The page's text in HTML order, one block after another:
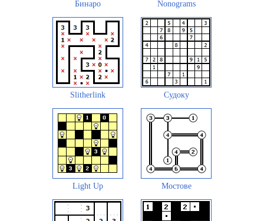
Бинаро Nonograms
Slitherlink Судоку
Light Up Мостове